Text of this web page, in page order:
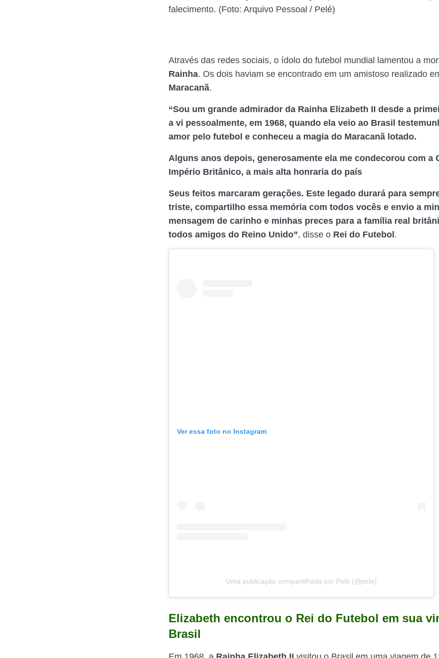
falecimento. (Foto: Arquivo Pessoal / Pelé)
Através das redes sociais, o ídolo do futebol mundial lamentou a
Rainha. Os dois haviam se encontrado em um amistoso realizado
Maracanã.
“Sou um grande admirador da Rainha Elizabeth II desde a
a vi pessoalmente, em 1968, quando ela veio ao Brasil
amor pelo futebol e conheceu a magia do Maracanã lotado.
Alguns anos depois, generosamente ela me condecorou com a
Império Britânico, a mais alta honraria do país
Seus feitos marcaram gerações. Este legado durará para
triste, compartilho essa memória com todos vocês e envio a
mensagem de carinho e minhas preces para a família real
todos amigos do Reino Unido”, disse o Rei do Futebol .
Ver essa foto no Instagram
Uma publicação compartilhada por Pelé (@pele)
Elizabeth encontrou o Rei do Futebol em sua
Brasil